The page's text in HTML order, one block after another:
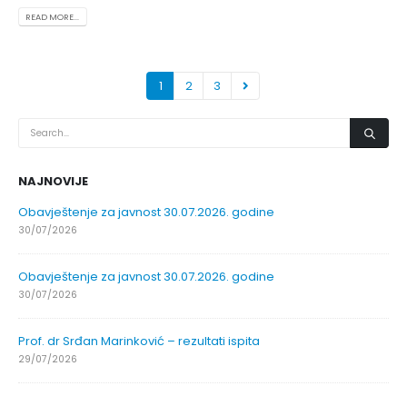
READ MORE...
1 2 3
NAJNOVIJE
Obavještenje za javnost 30.07.2026. godine
30/07/2026
Obavještenje za javnost 30.07.2026. godine
30/07/2026
Prof. dr Srđan Marinković – rezultati ispita
29/07/2026